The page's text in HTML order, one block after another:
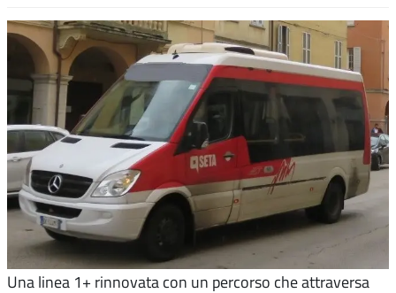
Una linea 1+ rinnovata con un percorso che attraversa